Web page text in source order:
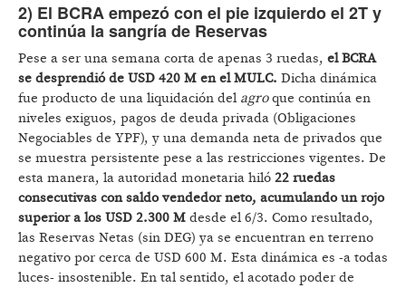
2) El BCRA empezó con el pie izquierdo el 2T y
continúa la sangría de Reservas
Pese a ser una semana corta de apenas 3 ruedas, el BCRA
se desprendió de USD 420 M en el MULC. Dicha dinámica
fue producto de una liquidación del agroque continúa en
niveles exiguos, pagos de deuda privada (Obligaciones
Negociables de YPF), y una demanda neta de privados que
se muestra persistente pese a las restricciones vigentes. De
esta manera, la autoridad monetaria hiló 22 ruedas
consecutivas con saldo vendedor neto, acumulando un rojo
superior a los USD 2.300 M desde el 6/3. Como resultado,
las Reservas Netas (sin DEG) ya se encuentran en terreno
negativo por cerca de USD 600 M. Esta dinámica es -a todas
luces- insostenible. En tal sentido, el acotado poder de